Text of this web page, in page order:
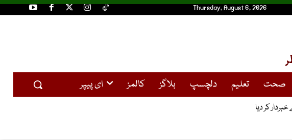
Thursday, August 6, 2026
صحت تعلیم دلچسپ بلاگز کالمز ای پیپر
کر دیا